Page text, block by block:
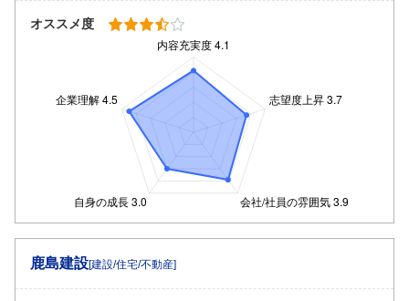
オススメ度
鹿島建設[建設/住宅/不動産]